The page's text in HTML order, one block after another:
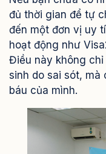
đủ thời gian để tự
đến một đơn vị uy
hoạt động như
Điều này không
sinh do sai sót, mà
báu của mình.